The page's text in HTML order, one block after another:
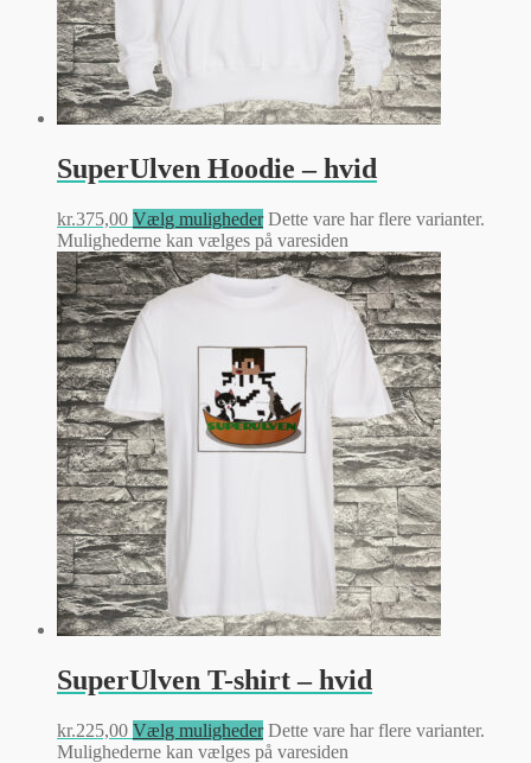
SuperUlven Hoodie – hvid
kr.375,00 Vælg muligheder Dette vare har flere varianter.
Mulighederne kan vælges på varesiden
SuperUlven T-shirt – hvid
kr.225,00 Vælg muligheder Dette vare har flere varianter.
Mulighederne kan vælges på varesiden